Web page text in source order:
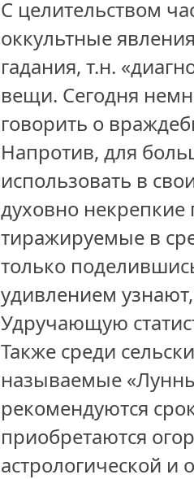
С целительством
оккультные
гадания, т.н.
вещи. Сегодня
говорить о
Напротив, для
использовать в
духовно
тиражируемые в
только
удивлением
Удручающую
Также среди
называемые
рекомендуются
приобретаются
астрологической и